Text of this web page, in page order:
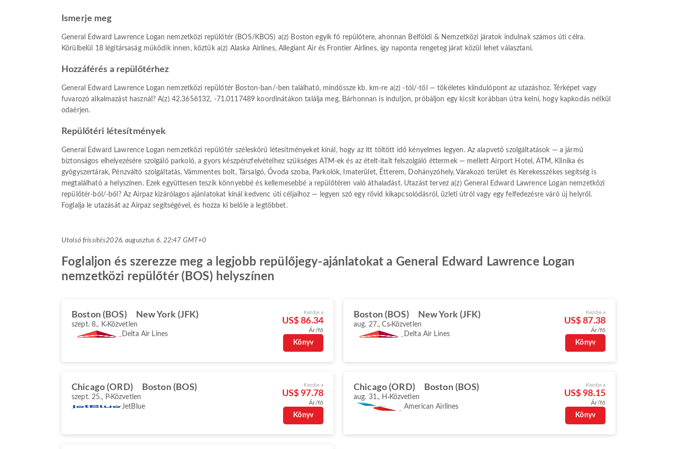
Ismerje meg
General Edward Lawrence Logan nemzetközi repülőtér (BOS/KBOS) a(z) Boston egyik fő repülőtere, ahonnan Belföldi & Nemzetközi járatok indulnak számos úti célra.
Körülbelül 18 légitársaság működik innen, köztük a(z) Alaska Airlines, Allegiant Air és Frontier Airlines, így naponta rengeteg járat közül lehet választani.
Hozzáférés a repülőtérhez
General Edward Lawrence Logan nemzetközi repülőtér Boston-ban/-ben található, mindössze kb. km-re a(z) -tól/-től — tökéletes kiindulópont az utazáshoz. Térképet vagy
fuvarozó alkalmazást használ? A(z) 42.3656132, -71.0117489 koordinátákon találja meg. Bárhonnan is induljon, próbáljon egy kicsit korábban útra kelni, hogy kapkodás nélkül
odaérjen.
Repülőtéri létesítmények
General Edward Lawrence Logan nemzetközi repülőtér széleskörű létesítményeket kínál, hogy az itt töltött idő kényelmes legyen. Az alapvető szolgáltatások — a jármű
biztonságos elhelyezésére szolgáló parkoló, a gyors készpénzfelvételhez szükséges ATM-ek és az ételt-italt felszolgáló éttermek — mellett Airport Hotel, ATM, Klinika és
gyógyszertárak, Pénzváltó szolgáltatás, Vámmentes bolt, Társalgó, Óvoda szoba, Parkolók, Imaterület, Étterem, Dohányzóhely, Várakozó terület és Kerekesszékes segítség is
megtalálható a helyszínen. Ezek együttesen teszik könnyebbé és kellemesebbé a repülőtéren való áthaladást. Utazást tervez a(z) General Edward Lawrence Logan nemzetközi
repülőtér-ból/-ből? Az Airpaz kizárólagos ajánlatokat kínál kedvenc úti céljaihoz — legyen szó egy rövid kikapcsolódásról, üzleti útról vagy egy felfedezésre váró új helyről.
Foglalja le utazását az Airpaz segítségével, és hozza ki belőle a legtöbbet.
Utolsó frissítés2026. augusztus 6. 22:47 GMT+0
Foglaljon és szerezze meg a legjobb repülőjegy-ajánlatokat a General Edward Lawrence Logan
nemzetközi repülőtér (BOS) helyszínen
Boston (BOS) New York (JFK)
szept. 8., K Közvetlen
Delta Air Lines
Kezdje a
US$ 86.34
Ár/fő
Könyv
Boston (BOS) New York (JFK)
aug. 27., Cs Közvetlen
Delta Air Lines
Kezdje a
US$ 87.38
Ár/fő
Könyv
Chicago (ORD) Boston (BOS)
szept. 25., P Közvetlen
JetBlue
Kezdje a
US$ 97.78
Ár/fő
Könyv
Chicago (ORD) Boston (BOS)
aug. 31., H Közvetlen
American Airlines
Kezdje a
US$ 98.15
Ár/fő
Könyv